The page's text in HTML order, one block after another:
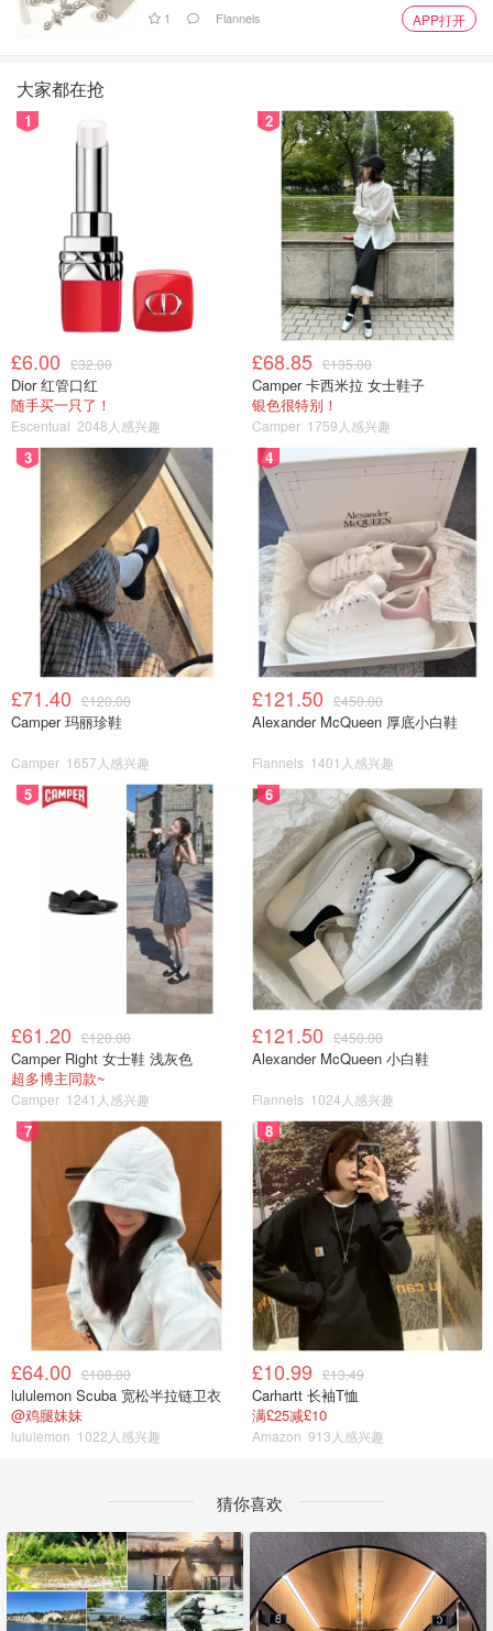
1 Flannels APP打开
大家都在抢
1
£6.00 £32.00
Dior 红管口红
随手买一只了！
Escentual 2048人感兴趣
2
£68.85 £135.00
Camper 卡西米拉 女士鞋子
银色很特别！
Camper 1759人感兴趣
3
£71.40 £120.00
Camper 玛丽珍鞋
Camper 1657人感兴趣
4
£121.50 £450.00
Alexander McQueen 厚底小白鞋
Flannels 1401人感兴趣
5
£61.20 £120.00
Camper Right 女士鞋 浅灰色
超多博主同款~
Camper 1241人感兴趣
6
£121.50 £450.00
Alexander McQueen 小白鞋
Flannels 1024人感兴趣
7
£64.00 £108.00
lululemon Scuba 宽松半拉链卫衣
@鸡腿妹妹
lululemon 1022人感兴趣
8
£10.99 £13.49
Carhartt 长袖T恤
满£25减£10
Amazon 913人感兴趣
猜你喜欢